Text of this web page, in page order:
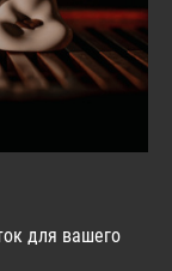
для вашего